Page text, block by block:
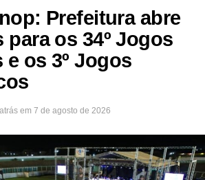
Prefeitura abre
para os 34º Jogos
os 3º Jogos
em 7 de agosto de 2026